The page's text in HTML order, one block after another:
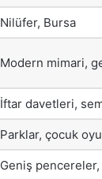
Nilüfer, Bursa
Modern mimari,
İftar davetleri,
Parklar, çocuk
Geniş pencereler,